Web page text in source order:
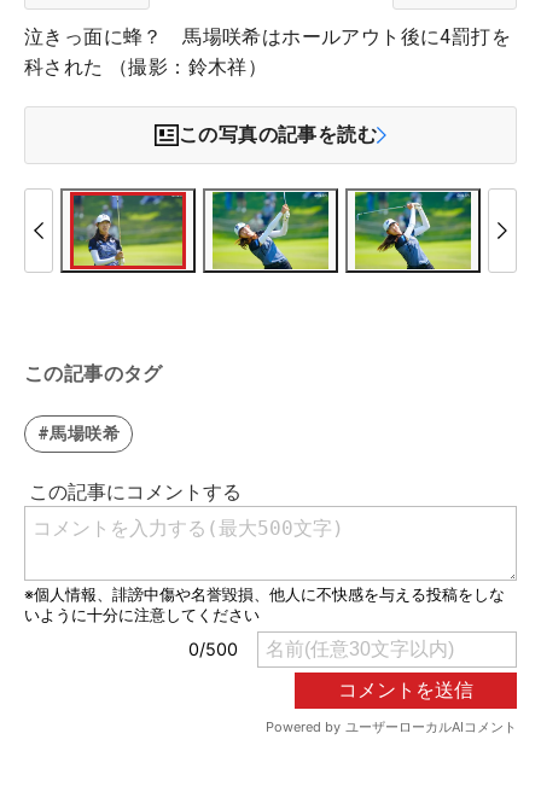
泣きっ面に蜂？ 馬場咲希はホールアウト後に4罰打を
科された （撮影：鈴木祥）
この写真の記事を読む
この記事のタグ
#馬場咲希